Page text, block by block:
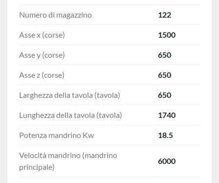
Numero di magazzino 122
Asse x (corse) 1500
Asse y (corse) 650
Asse z (corse) 650
Larghezza della tavola (tavola) 650
Lunghezza della tavola (tavola) 1740
Potenza mandrino Kw 18.5
Velocità mandrino (mandrino
principale)
6000